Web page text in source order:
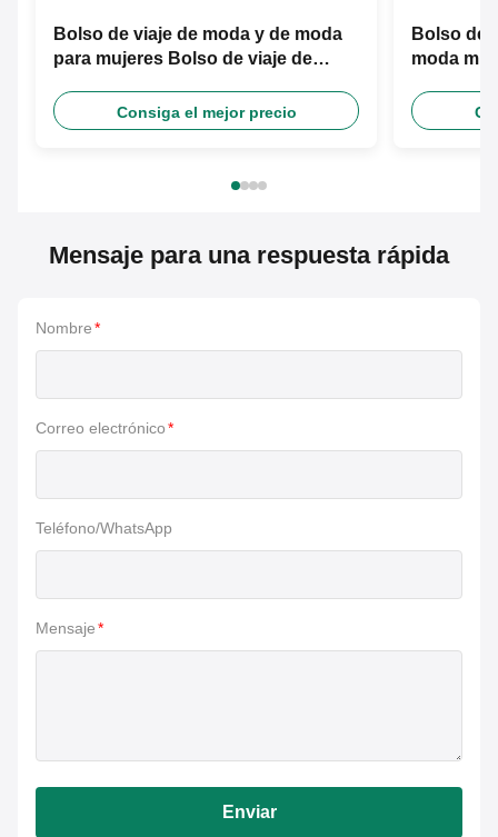
Bolso de viaje de moda y de moda
para mujeres Bolso de viaje de
Consiga el mejor precio
Bolso de
moda
Mensaje para una respuesta rápida
Nombre*
Correo electrónico*
Teléfono/WhatsApp
Mensaje*
Enviar